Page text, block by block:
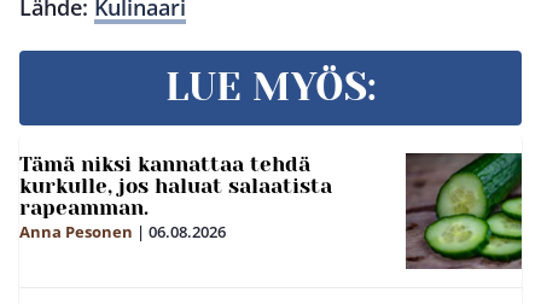
Lähde: Kulinaari
LUE MYÖS:
Tämä niksi kannattaa tehdä
kurkulle, jos haluat salaatista
rapeamman.
Anna Pesonen | 06.08.2026